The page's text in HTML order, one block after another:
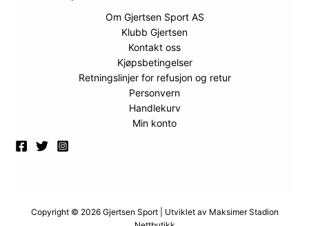
Om Gjertsen Sport AS
Klubb Gjertsen
Kontakt oss
Kjøpsbetingelser
Retningslinjer for refusjon og retur
Personvern
Handlekurv
Min konto
Copyright © 2026 Gjertsen Sport | Utviklet av Maksimer Stadion